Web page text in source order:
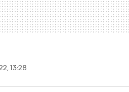
13:28